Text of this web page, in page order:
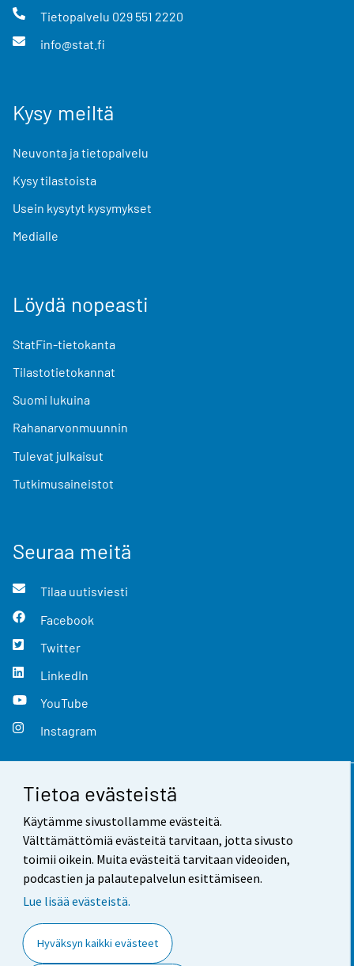
Tietoa evästeistä
Käytämme sivustollamme evästeitä.
Välttämättömiä evästeitä tarvitaan, jotta sivusto
toimii oikein. Muita evästeitä tarvitaan videoiden,
podcastien ja palautepalvelun esittämiseen.
Lue lisää evästeistä.
Hyväksyn kaikki evästeet
Tietopalvelu 029 551 2220
info@stat.fi
Kysy meiltä
Neuvonta ja tietopalvelu
Kysy tilastoista
Usein kysytyt kysymykset
Medialle
Löydä nopeasti
StatFin-tietokanta
Tilastotietokannat
Suomi lukuina
Rahanarvonmuunnin
Tulevat julkaisut
Tutkimusaineistot
Seuraa meitä
Tilaa uutisviesti
Facebook
Twitter
LinkedIn
YouTube
Instagram
Yhteystiedot
Palaute
Käyttöehdot
Saavutettavuus
Tietoa sivustosta